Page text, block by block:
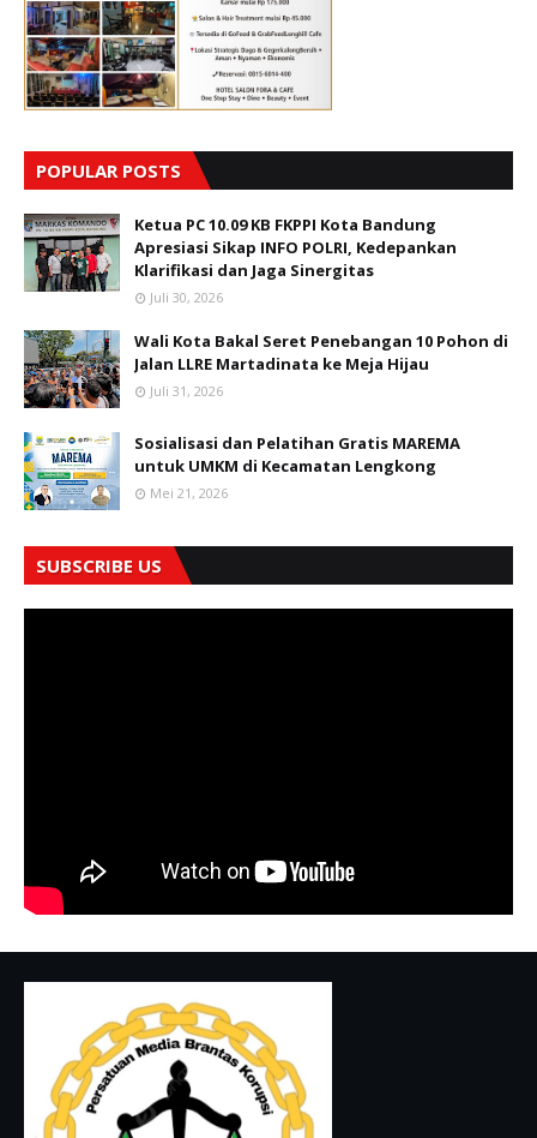
POPULAR POSTS
Ketua PC 10.09 KB FKPPI Kota Bandung
Apresiasi Sikap INFO POLRI, Kedepankan
Klarifikasi dan Jaga Sinergitas
Juli 30, 2026
Wali Kota Bakal Seret Penebangan 10 Pohon di
Jalan LLRE Martadinata ke Meja Hijau
Juli 31, 2026
Sosialisasi dan Pelatihan Gratis MAREMA
untuk UMKM di Kecamatan Lengkong
Mei 21, 2026
SUBSCRIBE US